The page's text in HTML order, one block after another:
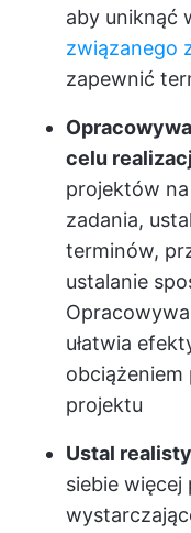
aby uniknąć
związanego
zapewnić
celu
projektów
zadania,
terminów,
ustalanie
ułatwia
obciążeniem
projektu
Ustal
siebie więcej